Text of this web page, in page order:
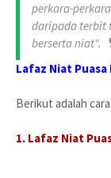
perkara-
daripada terbit
berserta niat“.
Lafaz Niat Puasa
Berikut adalah
1. Lafaz Niat